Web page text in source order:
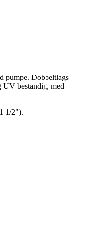
pumpe. Dobbeltlags
UV bestandig, med
1/2").